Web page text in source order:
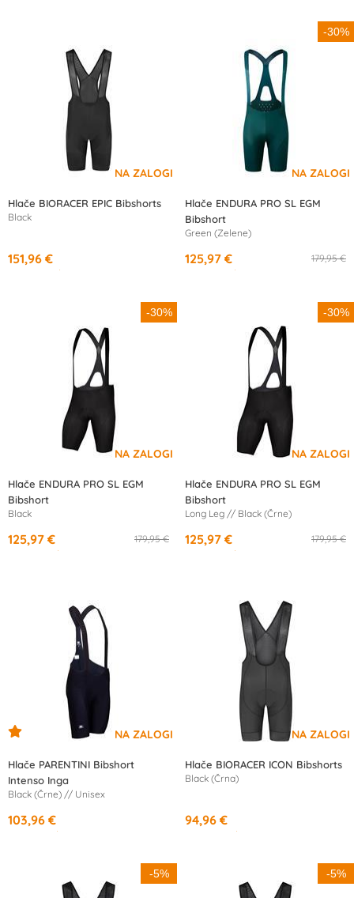
Hlače BIORACER EPIC Bibshorts
Black
151,96 €
/mesec
-30%
Hlače ENDURA PRO SL EGM
Bibshort
Green (Zelene)
179,95 €
125,97 €
/mesec
-30%
Hlače ENDURA PRO SL EGM
Bibshort
Black
179,95 €
125,97 €
/mesec
-30%
Hlače ENDURA PRO SL EGM
Bibshort
Long Leg // Black (Črne)
179,95 €
125,97 €
/mesec
Hlače PARENTINI Bibshort
Intenso Inga
Black (Črne) // Unisex
103,96 €
/mesec
Hlače BIORACER ICON Bibshorts
Black (Črna)
94,96 €
/mesec
-5% -5%